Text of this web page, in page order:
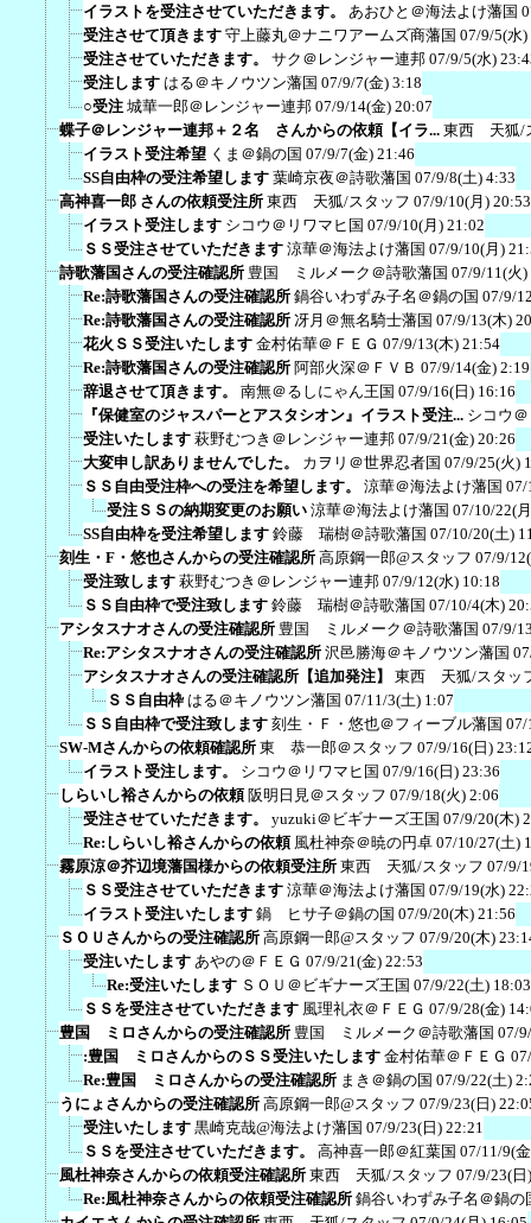
イラストを受注させていただきます。
あおひと＠海法よけ藩国
受注させて頂きます 守上藤丸＠ナニワアームズ商藩国 07/9/5(水)
受注させていただきます。
サク＠レンジャー連邦 07/9/5(水)
受注します はる＠キノウツン藩国 07/9/7(金) 3:18
○受注 城華一郎＠レンジャー連邦 07/9/14(金) 20:07
蝶子＠レンジャー連邦＋２名 さんからの依頼【イラ... 東西 天狐/
イラスト受注希望 くま＠鍋の国 07/9/7(金) 21:46
SS自由枠の受注希望します 葉崎京夜＠詩歌藩国 07/9/8(土) 4:33
高神喜一郎 さんの依頼受注所 東西 天狐/スタッフ 07/9/10(月) 20:53
イラスト受注します シコウ＠リワマヒ国 07/9/10(月) 21:02
ＳＳ受注させていただきます 涼華＠海法よけ藩国 07/9/10(月)
詩歌藩国さんの受注確認所 豊国 ミルメーク＠詩歌藩国 07/9/11(火)
Re:詩歌藩国さんの受注確認所 鍋谷いわずみ子名＠鍋の国 07/9/
Re:詩歌藩国さんの受注確認所 冴月＠無名騎士藩国 07/9/13(木)
花火ＳＳ受注いたします 金村佑華＠ＦＥＧ 07/9/13(木) 21:54
Re:詩歌藩国さんの受注確認所 阿部火深＠ＦＶＢ 07/9/14(金) 2:19
辞退させて頂きます。
南無＠るしにゃん王国 07/9/16(日) 16:16
『保健室のジャスパーとアスタシオン』イラスト受注... シコウ
受注いたします 萩野むつき＠レンジャー連邦 07/9/21(金) 20:26
大変申し訳ありませんでした。
カヲリ＠世界忍者国 07/9/25(火)
ＳＳ自由受注枠への受注を希望します。
涼華＠海法よけ藩国 07/
受注ＳＳの納期変更のお願い 涼華＠海法よけ藩国 07/10/22(
SS自由枠を受注希望します 鈴藤 瑞樹＠詩歌藩国 07/10/20(土)
刻生・F・悠也さんからの受注確認所 高原鋼一郎@スタッフ 07/9/
受注致します 萩野むつき＠レンジャー連邦 07/9/12(水) 10:18
ＳＳ自由枠で受注致します 鈴藤 瑞樹＠詩歌藩国 07/10/4(木)
アシタスナオさんの受注確認所 豊国 ミルメーク＠詩歌藩国 07/9/
Re:アシタスナオさんの受注確認所 沢邑勝海＠キノウツン藩国
アシタスナオさんの受注確認所【追加発注】
東西 天狐/スタッ
ＳＳ自由枠 はる＠キノウツン藩国 07/11/3(土) 1:07
ＳＳ自由枠で受注致します 刻生・Ｆ・悠也＠フィーブル藩国 07/
SW-Mさんからの依頼確認所 東 恭一郎＠スタッフ 07/9/16(日)
イラスト受注します。
シコウ＠リワマヒ国 07/9/16(日) 23:36
しらいし裕さんからの依頼 阪明日見＠スタッフ 07/9/18(火) 2:06
受注させていただきます。
yuzuki＠ビギナーズ王国 07/9/20(木)
Re:しらいし裕さんからの依頼 風杜神奈＠暁の円卓 07/10/27(土)
霧原涼＠芥辺境藩国様からの依頼受注所 東西 天狐/スタッフ 07/9/
ＳＳ受注させていただきます 涼華＠海法よけ藩国 07/9/19(水)
イラスト受注いたします 鍋 ヒサ子＠鍋の国 07/9/20(木) 21:56
ＳＯＵさんからの受注確認所 高原鋼一郎@スタッフ 07/9/20(木)
受注いたします あやの＠ＦＥＧ 07/9/21(金) 22:53
Re:受注いたします ＳＯＵ＠ビギナーズ王国 07/9/22(土) 18:03
ＳＳを受注させていただきます 風理礼衣＠ＦＥＧ 07/9/28(金)
豊国 ミロさんからの受注確認所 豊国 ミルメーク＠詩歌藩国 07/
:豊国 ミロさんからのＳＳ受注いたします 金村佑華＠ＦＥＧ
Re:豊国 ミロさんからの受注確認所 まき＠鍋の国 07/9/22(土)
うにょさんからの受注確認所 高原鋼一郎@スタッフ 07/9/23(日)
受注いたします 黒崎克哉@海法よけ藩国 07/9/23(日) 22:21
ＳＳを受注させていただきます。
高神喜一郎＠紅葉国 07/11/9(
風杜神奈さんからの依頼受注確認所 東西 天狐/スタッフ 07/9/23(日
Re:風杜神奈さんからの依頼受注確認所 鍋谷いわずみ子名＠鍋の